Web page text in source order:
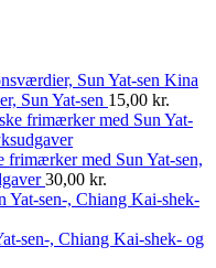
Kina
Sun Yat-sen 15,00 kr.
med Sun Yat-sen,
30,00 kr.
sen-, Chiang Kai-shek- og